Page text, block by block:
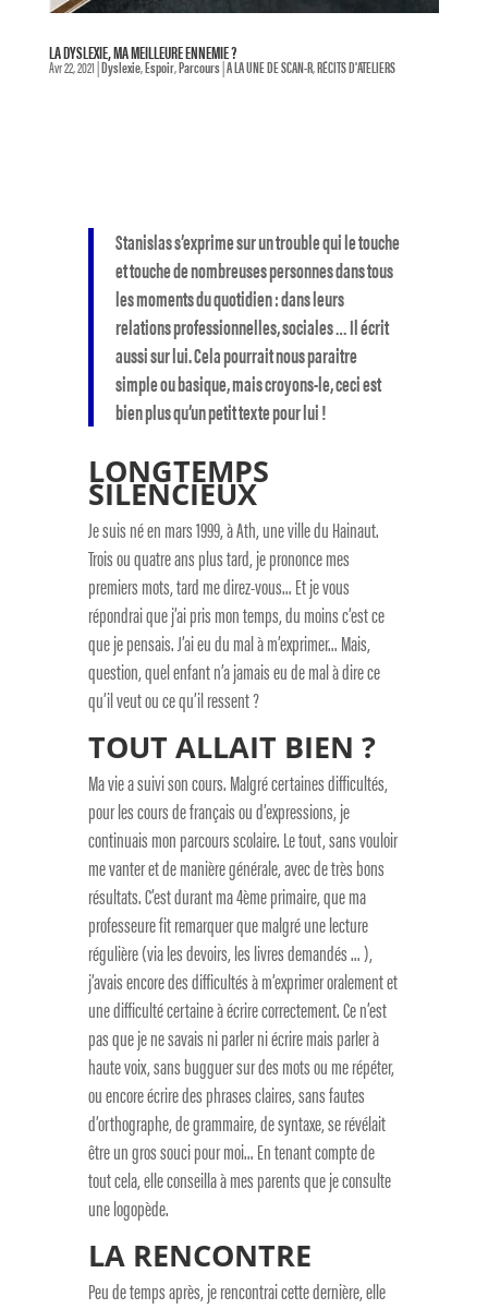
LA DYSLEXIE, MA MEILLEURE ENNEMIE ?
Avr 22, 2021|Dyslexie,Espoir,Parcours|A LA UNE DE SCAN-R,RÉCITS D'ATELIERS
Stanislas s’exprime sur un trouble qui le touche
et touche de nombreuses personnes dans tous
les moments du quotidien : dans leurs
relations professionnelles, sociales … Il écrit
aussi sur lui. Cela pourrait nous paraitre
simple ou basique, mais croyons-le, ceci est
bien plus qu’un petit texte pour lui !
LONGTEMPS
SILENCIEUX
Je suis né en mars 1999, à Ath, une ville du Hainaut.
Trois ou quatre ans plus tard, je prononce mes
premiers mots, tard me direz-vous… Et je vous
répondrai que j’ai pris mon temps, du moins c’est ce
que je pensais. J’ai eu du mal à m’exprimer… Mais,
question, quel enfant n’a jamais eu de mal à dire ce
qu’il veut ou ce qu’il ressent ?
TOUT ALLAIT BIEN ?
Ma vie a suivi son cours. Malgré certaines difficultés,
pour les cours de français ou d’expressions, je
continuais mon parcours scolaire. Le tout, sans vouloir
me vanter et de manière générale, avec de très bons
résultats. C’est durant ma 4ème primaire, que ma
professeure fit remarquer que malgré une lecture
régulière (via les devoirs, les livres demandés … ),
j’avais encore des difficultés à m’exprimer oralement et
une difficulté certaine à écrire correctement. Ce n’est
pas que je ne savais ni parler ni écrire mais parler à
haute voix, sans bugguer sur des mots ou me répéter,
ou encore écrire des phrases claires, sans fautes
d’orthographe, de grammaire, de syntaxe, se révélait
être un gros souci pour moi… En tenant compte de
tout cela, elle conseilla à mes parents que je consulte
une logopède.
LA RENCONTRE
Peu de temps après, je rencontrai cette dernière, elle